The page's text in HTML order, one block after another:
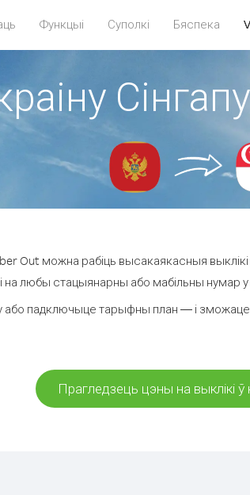
Функцыі Суполкі Бяспека
Out можна рабіць высакаякасныя выклікі
на любы стацыянарны або мабільны нумар у
або падключыце тарыфны план — і зможаце
Прагледзець цэны на выклікі ў